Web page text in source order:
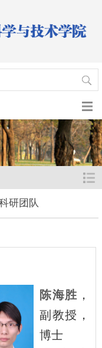
研团队
陈海胜 ，
副教授，
博士